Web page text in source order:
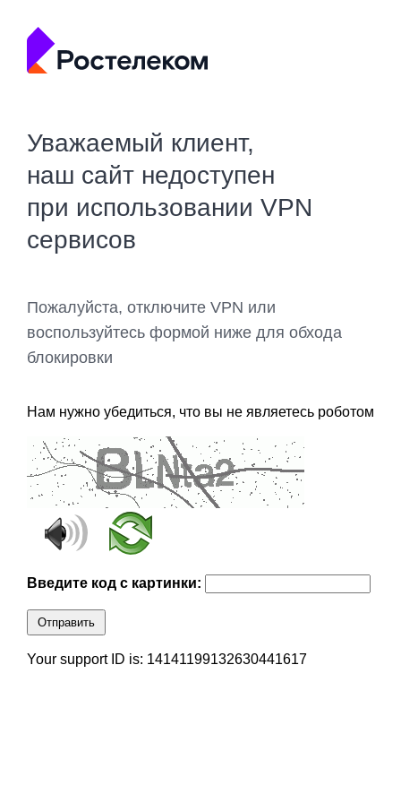
Уважаемый клиент,
наш сайт недоступен
при использовании VPN
сервисов
Пожалуйста, отключите VPN или
воспользуйтесь формой ниже для обхода
блокировки
Нам нужно убедиться, что вы не являетесь роботом
Введите код с картинки:
Отправить
Your support ID is: 14141199132630441617